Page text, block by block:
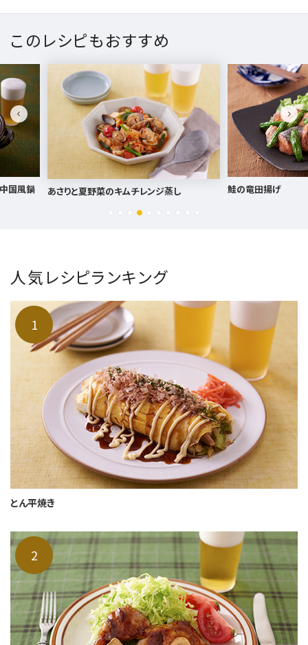
このレシピもおすすめ
蒸し 鮭の竜田揚げ キャベツと豚
人気レシピランキング
とん平焼き